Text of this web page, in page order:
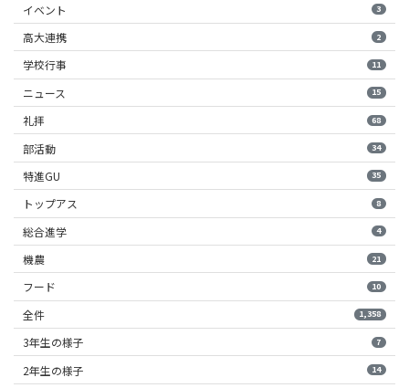
イベント 3
高大連携 2
学校行事 11
ニュース 15
礼拝 68
部活動 34
特進GU 35
トップアス 8
総合進学 4
機農 21
フード 10
全件 1,358
3年生の様子 7
2年生の様子 14